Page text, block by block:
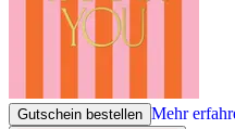
Gutschein bestellen Mehr